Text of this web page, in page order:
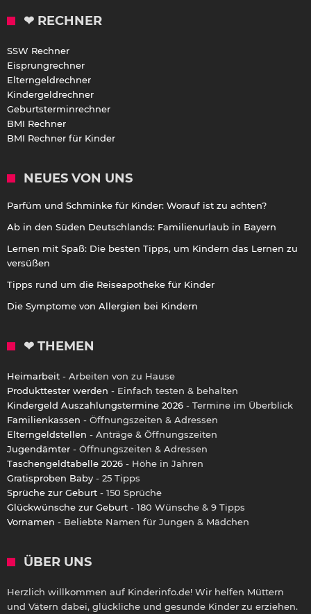
❤ RECHNER
SSW Rechner
Eisprungrechner
Elterngeldrechner
Kindergeldrechner
Geburtsterminrechner
BMI Rechner
BMI Rechner für Kinder
NEUES VON UNS
Parfüm und Schminke für Kinder: Worauf ist zu achten?
Ab in den Süden Deutschlands: Familienurlaub in Bayern
Lernen mit Spaß: Die besten Tipps, um Kindern das Lernen zu
versüßen
Tipps rund um die Reiseapotheke für Kinder
Die Symptome von Allergien bei Kindern
❤ THEMEN
Heimarbeit - Arbeiten von zu Hause
Produkttester werden - Einfach testen & behalten
Kindergeld Auszahlungstermine 2026 - Termine im Überblick
Familienkassen - Öffnungszeiten & Adressen
Elterngeldstellen - Anträge & Öffnungszeiten
Jugendämter - Öffnungszeiten & Adressen
Taschengeldtabelle 2026 - Höhe in Jahren
Gratisproben Baby - 25 Tipps
Sprüche zur Geburt - 150 Sprüche
Glückwünsche zur Geburt - 180 Wünsche & 9 Tipps
Vornamen - Beliebte Namen für Jungen & Mädchen
ÜBER UNS
Herzlich willkommen auf Kinderinfo.de! Wir helfen Müttern
und Vätern dabei, glückliche und gesunde Kinder zu erziehen.